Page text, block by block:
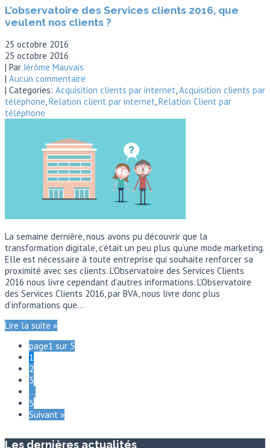
L’observatoire des Services clients 2016, que
veulent nos clients ?
25 octobre 2016
25 octobre 2016
| ParJérôme Mauvais
| Aucun commentaire
| Categories: Acquisition clients par internet,Acquisition clients par
téléphone,Relation client par internet,Relation Client par
téléphone
La semaine dernière, nous avons pu découvrir que la
transformation digitale, c’était un peu plus qu’une mode marketing.
Elle est nécessaire à toute entreprise qui souhaite renforcer sa
proximité avec ses clients. L’Observatoire des Services Clients
2016 nous livre cependant d’autres informations. L’Observatoire
des Services Clients 2016, par BVA, nous livre donc plus
d’informations que…
Lire la suite »
page1 sur 5
1
2
3
…
5
Suivant »
Les dernières actualités